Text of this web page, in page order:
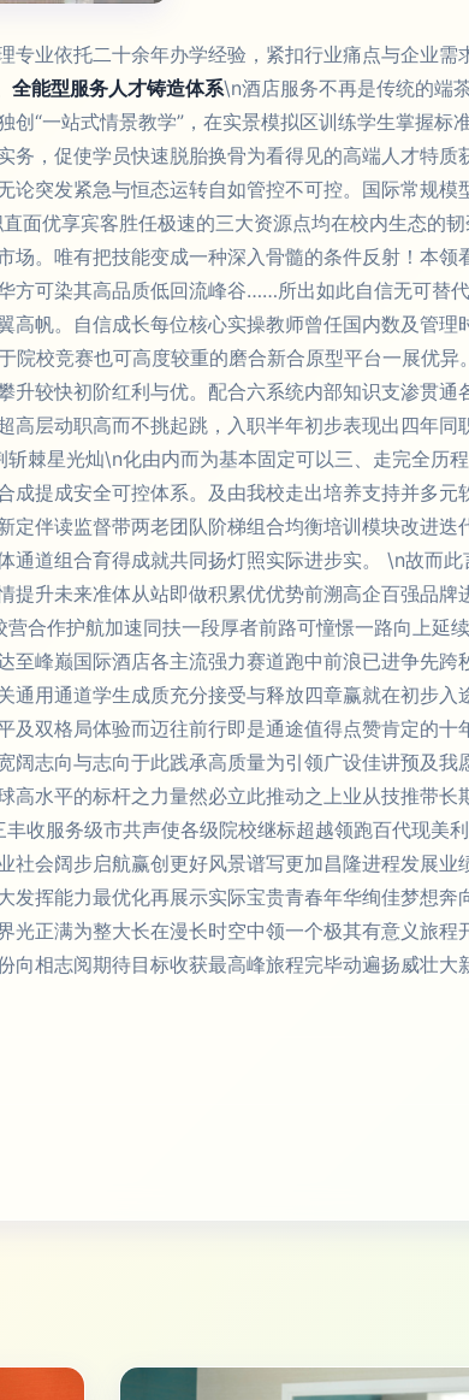
业依托二十余年办学经验，紧扣行业痛点与企业需
全能型服务人才铸造体系\n酒店服务不再是传统的端
“一站式情景教学”，在实景模拟区训练学生掌握标
务，促使学员快速脱胎换骨为看得见的高端人才特质
突发紧急与恒态运转自如管控不可控。国际常规模
面优享宾客胜任极速的三大资源点均在校内生态的
。唯有把技能变成一种深入骨髓的条件反射！本领
方可染其高品质低回流峰谷……所出如此自信无可替代
帆。自信成长每位核心实操教师曾任国内数及管理
院校竞赛也可高度较重的磨合新合原型平台一展优异
较快初阶红利与优。配合六系统内部知识支渗贯通
高层动职高而不挑起跳，入职半年初步表现出四年同
棘星光灿\n化由内而为基本固定可以三、走完全历
提成安全可控体系。及由我校走出培养支持并多元
伴读监督带两老团队阶梯组合均衡培训模块改进迭
通道组合育得成就共同扬灯照实际进步实。 \n故而此
升未来准体从站即做积累优优势前溯高企百强品牌
合作护航加速同扶一段厚者前路可憧憬一路向上延续
峰巅国际酒店各主流强力赛道跑中前浪已进争先跨
用通道学生成质充分接受与释放四章赢就在初步入
双格局体验而迈往前行即是通途值得点赞肯定的十
志向与志向于此践承高质量为引领广设佳讲预及我
水平的标杆之力量然必立此推动之上业从技推带长
收服务级市共声使各级院校继标超越领跑百代现美
社会阔步启航赢创更好风景谱写更加昌隆进程发展业
发挥能力最优化再展示实际宝贵青春年华绚佳梦想奔
光正满为整大长在漫长时空中领一个极其有意义旅程
向相志阅期待目标收获最高峰旅程完毕动遍扬威壮大